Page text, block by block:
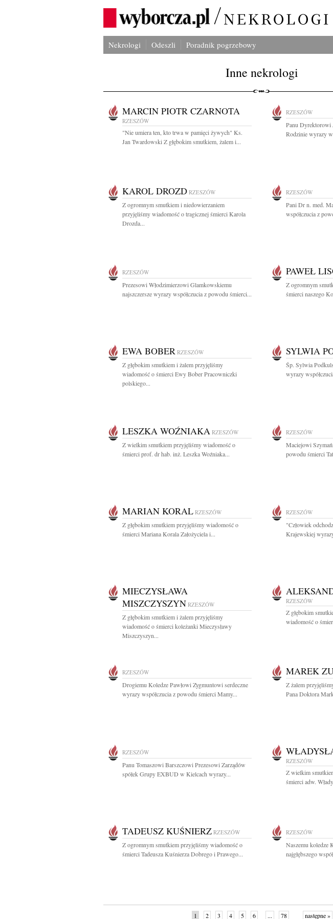
Nekrologi Odeszli Poradnik pogrzebowy
Inne nekrologi
MARCIN PIOTR CZARNOTA
RZESZÓW
"Nie umiera ten, kto trwa w pamięci żywych" Ks.
Jan Twardowski Z głębokim smutkiem, żalem i...
RZESZÓW
Panu Dyrektorowi
Rodzinie wyrazy
KAROL DROZD RZESZÓW
Z ogromnym smutkiem i niedowierzaniem
przyjęliśmy wiadomość o tragicznej śmierci Karola
Drozda...
RZESZÓW
Pani Dr n. med.
współczucia z
RZESZÓW
Prezesowi Włodzimierzowi Glamkowskiemu
najszczersze wyrazy współczucia z powodu śmierci...
PAWEŁ
Z ogromnym
śmierci naszego
EWA BOBER RZESZÓW
Z głębokim smutkiem i żalem przyjęliśmy
wiadomość o śmierci Ewy Bober Pracowniczki
polskiego...
SYLWIA
Śp. Sylwia
wyrazy
LESZKA WOŹNIAKA RZESZÓW
Z wielkim smutkiem przyjęliśmy wiadomość o
śmierci prof. dr hab. inż. Leszka Woźniaka...
RZESZÓW
Maciejowi
powodu śmierci
MARIAN KORAL RZESZÓW
Z głębokim smutkiem przyjęliśmy wiadomość o
śmierci Mariana Korala Założyciela i...
RZESZÓW
"Człowiek
Krajewskiej
MIECZYSŁAWA
MISZCZYSZYN RZESZÓW
Z głębokim smutkiem i żalem przyjęliśmy
wiadomość o śmierci koleżanki Mieczysławy
Miszczyszyn...
RZESZÓW
Z głębokim
wiadomość o
RZESZÓW
Drogiemu Koledze Pawłowi Zygmuntowi serdeczne
wyrazy współczucia z powodu śmierci Mamy...
MAREK
Z żalem
Pana Doktora
RZESZÓW
Panu Tomaszowi Barszczowi Prezesowi Zarządów
spółek Grupy EXBUD w Kielcach wyrazy...
RZESZÓW
Z wielkim
śmierci adw.
TADEUSZ KUŚNIERZ RZESZÓW
Z ogromnym smutkiem przyjęliśmy wiadomość o
śmierci Tadeusza Kuśnierza Dobrego i Prawego...
RZESZÓW
Naszemu koledze
najgłębszego
1 2 3 4 5 6 ... 78 następne »